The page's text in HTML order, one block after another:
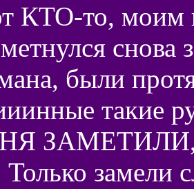
КТО-то,
были
такие
ЗАМЕТИЛИ,
замели